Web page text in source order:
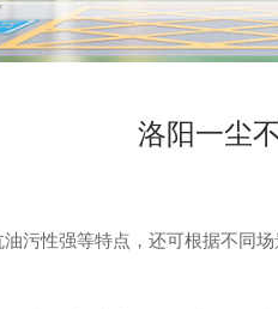
洛阳一尘
性强等特点，还可根据不同场